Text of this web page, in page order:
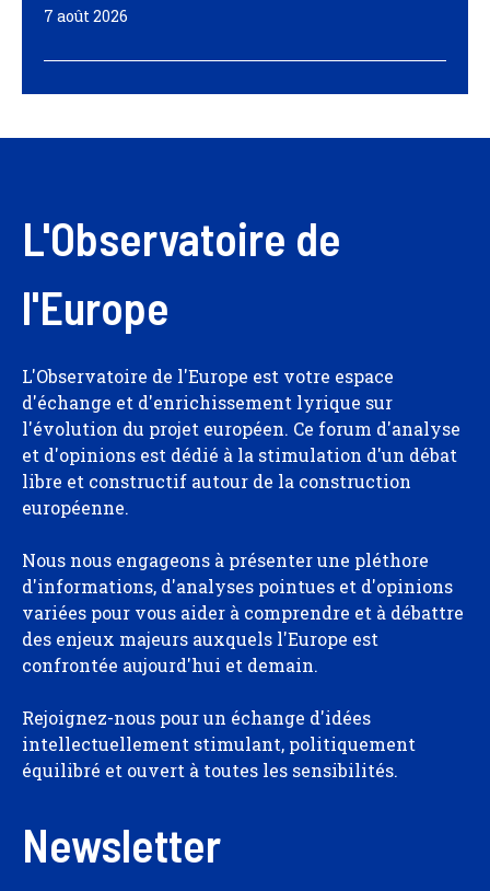
7 août 2026
L'Observatoire de
l'Europe
L'Observatoire de l'Europe est votre espace
d'échange et d'enrichissement lyrique sur
l'évolution du projet européen. Ce forum d'analyse
et d'opinions est dédié à la stimulation d'un débat
libre et constructif autour de la construction
européenne.
Nous nous engageons à présenter une pléthore
d'informations, d'analyses pointues et d'opinions
variées pour vous aider à comprendre et à débattre
des enjeux majeurs auxquels l'Europe est
confrontée aujourd'hui et demain.
Rejoignez-nous pour un échange d'idées
intellectuellement stimulant, politiquement
équilibré et ouvert à toutes les sensibilités.
Newsletter